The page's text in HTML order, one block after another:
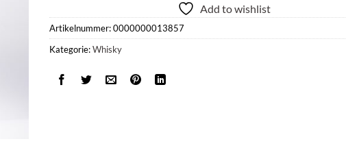
Add to wishlist
Artikelnummer:0000000013857
Kategorie:Whisky